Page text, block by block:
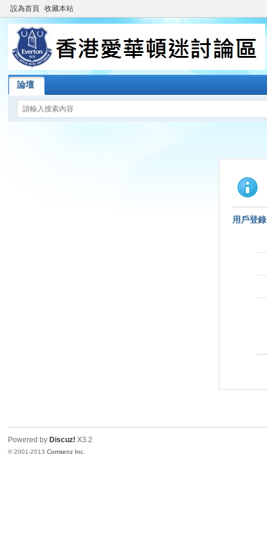
設為首頁 收藏本站
論壇
用戶登錄
Powered by Discuz! X3.2
© 2001-2013Comsenz Inc.